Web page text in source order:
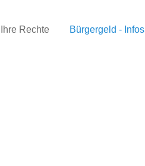
Ihre Rechte Bürgergeld - Infos